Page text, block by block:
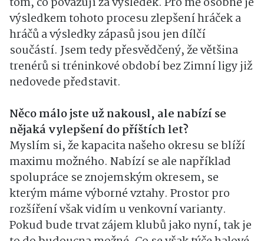
výsledkem tohoto procesu zlepšení hráček a
hráčů a výsledky zápasů jsou jen dílčí
součástí. Jsem tedy přesvědčený, že většina
trenérů si tréninkové období bez Zimní ligy již
nedovede představit.
Něco málo jste už nakousl, ale nabízí se
nějaká vylepšení do příštích let?
Myslím si, že kapacita našeho okresu se blíží
maximu možného. Nabízí se ale například
spolupráce se znojemským okresem, se
kterým máme výborné vztahy. Prostor pro
rozšíření však vidím u venkovní varianty.
Pokud bude trvat zájem klubů jako nyní, tak je